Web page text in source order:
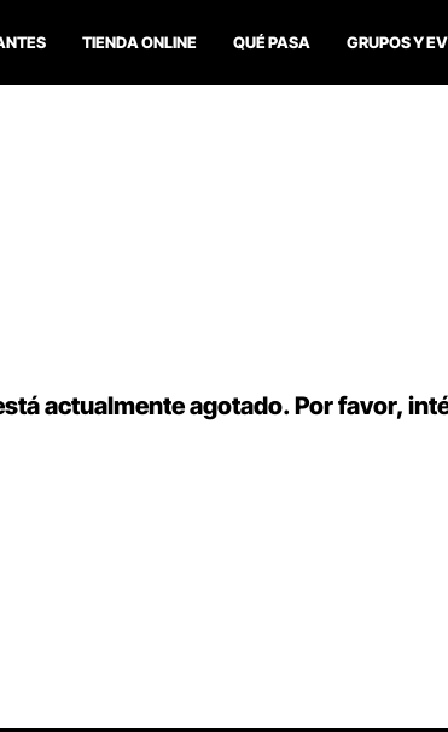
TIENDA ONLINE QUÉ PASA GRUPOS Y
actualmente agotado. Por favor,